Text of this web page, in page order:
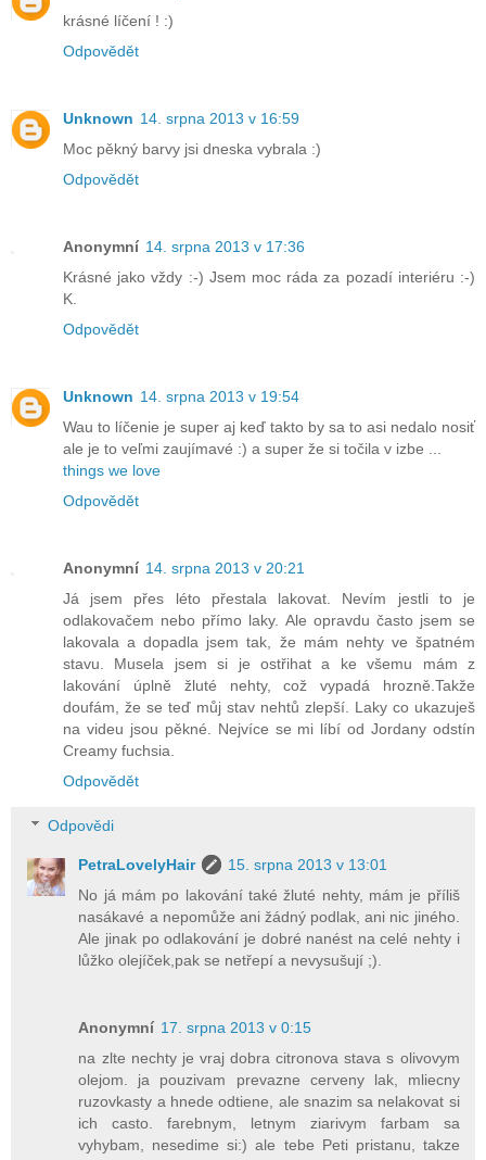
krásné líčení ! :)
Odpovědět
Unknown 14. srpna 2013 v 16:59
Moc pěkný barvy jsi dneska vybrala :)
Odpovědět
Anonymní 14. srpna 2013 v 17:36
Krásné jako vždy :-) Jsem moc ráda za pozadí interiéru :-)
K.
Odpovědět
Unknown 14. srpna 2013 v 19:54
Wau to líčenie je super aj keď takto by sa to asi nedalo nosiť
ale je to veľmi zaujímavé :) a super že si točila v izbe ...
things we love
Odpovědět
Anonymní 14. srpna 2013 v 20:21
Já jsem přes léto přestala lakovat. Nevím jestli to je
odlakovačem nebo přímo laky. Ale opravdu často jsem se
lakovala a dopadla jsem tak, že mám nehty ve špatném
stavu. Musela jsem si je ostřihat a ke všemu mám z
lakování úplně žluté nehty, což vypadá hrozně.Takže
doufám, že se teď můj stav nehtů zlepší. Laky co ukazuješ
na videu jsou pěkné. Nejvíce se mi líbí od Jordany odstín
Creamy fuchsia.
Odpovědět
Odpovědi
PetraLovelyHair
15. srpna 2013 v 13:01
No já mám po lakování také žluté nehty, mám je příliš
nasákavé a nepomůže ani žádný podlak, ani nic jiného.
Ale jinak po odlakování je dobré nanést na celé nehty i
lůžko olejíček,pak se netřepí a nevysušují ;).
Anonymní 17. srpna 2013 v 0:15
na zlte nechty je vraj dobra citronova stava s olivovym
olejom. ja pouzivam prevazne cerveny lak, mliecny
ruzovkasty a hnede odtiene, ale snazim sa nelakovat si
ich casto. farebnym, letnym ziarivym farbam sa
vyhybam, nesedime si:) ale tebe Peti pristanu, takze